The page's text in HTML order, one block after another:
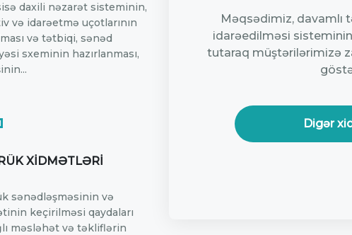
daxili nəzarət sisteminin,
və idarəetmə uçotlarının
və tətbiqi, sənəd
sxeminin hazırlanması,
XİDMƏTLƏRİ
sənədləşməsinin və
keçirilməsi qaydaları
məsləhət və təkliflərin
Məqsədimiz, davamlı
idarəedilməsi
tutaraq müştərilərimizə
Digər